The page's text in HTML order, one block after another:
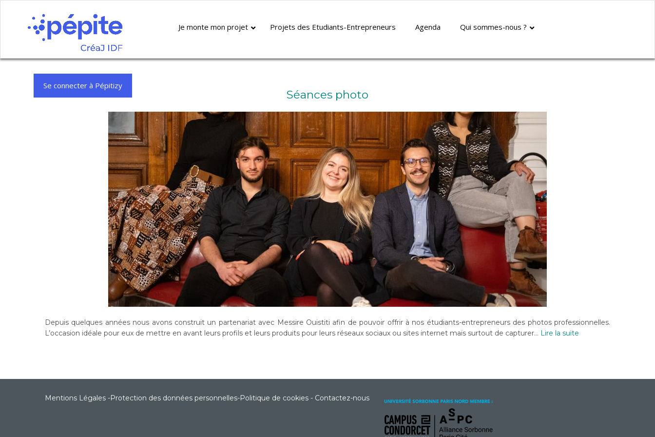
Je monte mon projet Projets des Etudiants-Entrepreneurs Agenda Qui sommes-nous ?
Se connecter à Pépitizy
Séances photo
Depuis quelques années nous avons construit un partenariat avec Messire Ouistiti afin de pouvoir offrir à nos étudiants-entrepreneurs des photos professionnelles.
L’occasion idéale pour eux de mettre en avant leurs profils et leurs produits pour leurs réseaux sociaux ou sites internet mais surtout de capturer… Lire la suite
Mentions Légales -Protection des données personnelles-Politique de cookies - Contactez-nous